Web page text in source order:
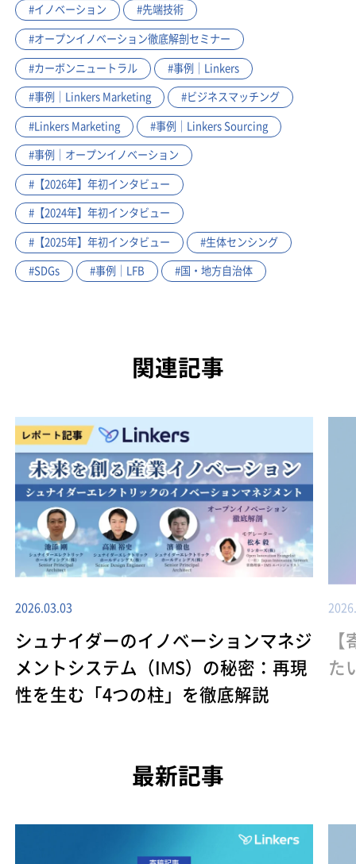
#イノベーション #先端技術
#オープンイノベーション徹底解剖セミナー
#カーボンニュートラル #事例｜Linkers
#事例｜Linkers Marketing #ビジネスマッチング
#Linkers Marketing #事例｜Linkers Sourcing
#事例｜オープンイノベーション
#【2026年】年初インタビュー
#【2024年】年初インタビュー
#【2025年】年初インタビュー #生体センシング
#SDGs #事例｜LFB #国・地方自治体
関連記事
2026.03.03
シュナイダーのイノベーションマネジ
メントシステム（IMS）の秘密：再現
性を生む「4つの柱」を徹底解説
た
最新記事